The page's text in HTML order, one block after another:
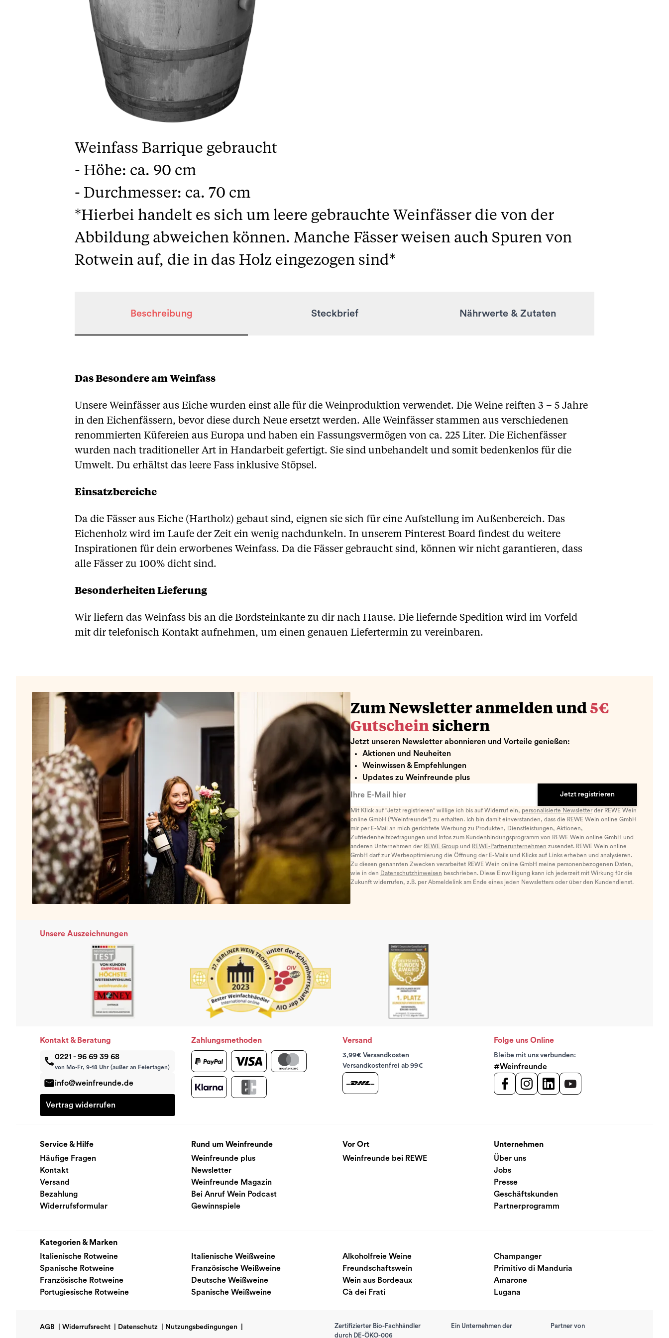
Weinfass Barrique gebraucht
- Höhe: ca. 90 cm
- Durchmesser: ca. 70 cm
*Hierbei handelt es sich um leere gebrauchte Weinfässer die von der
Abbildung abweichen können. Manche Fässer weisen auch Spuren von
Rotwein auf, die in das Holz eingezogen sind*
Beschreibung Steckbrief Nährwerte & Zutaten
Das Besondere am Weinfass
Unsere Weinfässer aus Eiche wurden einst alle für die Weinproduktion verwendet. Die Weine reiften 3 – 5 Jahre
in den Eichenfässern, bevor diese durch Neue ersetzt werden. Alle Weinfässer stammen aus verschiedenen
renommierten Küfereien aus Europa und haben ein Fassungsvermögen von ca. 225 Liter. Die Eichenfässer
wurden nach traditioneller Art in Handarbeit gefertigt. Sie sind unbehandelt und somit bedenkenlos für die
Umwelt. Du erhältst das leere Fass inklusive Stöpsel.
Einsatzbereiche
Da die Fässer aus Eiche (Hartholz) gebaut sind, eignen sie sich für eine Aufstellung im Außenbereich. Das
Eichenholz wird im Laufe der Zeit ein wenig nachdunkeln. In unserem Pinterest Board findest du weitere
Inspirationen für dein erworbenes Weinfass. Da die Fässer gebraucht sind, können wir nicht garantieren, dass
alle Fässer zu 100% dicht sind.
Besonderheiten Lieferung
Wir liefern das Weinfass bis an die Bordsteinkante zu dir nach Hause. Die liefernde Spedition wird im Vorfeld
mit dir telefonisch Kontakt aufnehmen, um einen genauen Liefertermin zu vereinbaren.
Zum Newsletter anmelden und 5€
Gutschein sichern
Jetzt unseren Newsletter abonnieren und Vorteile genießen:
Aktionen und Neuheiten
Weinwissen & Empfehlungen
Updates zu Weinfreunde plus
Jetzt registrieren
Mit Klick auf "Jetzt registrieren" willige ich bis auf Widerruf ein, personalisierte Newsletterder REWE Wein
online GmbH ("Weinfreunde") zu erhalten. Ich bin damit einverstanden, dass die REWE Wein online GmbH
mir per E-Mail an mich gerichtete Werbung zu Produkten, Dienstleistungen, Aktionen,
Zufriedenheitsbefragungen und Infos zum Kundenbindungsprogramm von REWE Wein online GmbH und
anderen Unternehmen der REWE Group und REWE-Partnerunternehmen zusendet. REWE Wein online
GmbH darf zur Werbeoptimierung die Öffnung der E-Mails und Klicks auf Links erheben und analysieren.
Zu diesen genannten Zwecken verarbeitet REWE Wein online GmbH meine personenbezogenen Daten,
wie in den Datenschutzhinweisen beschrieben. Diese Einwilligung kann ich jederzeit mit Wirkung für die
Zukunft widerrufen, z.B. per Abmeldelink am Ende eines jeden Newsletters oder über den Kundendienst.
Unsere Auszeichnungen
Kontakt & Beratung
0221 - 96 69 39 68
von Mo-Fr, 9-18 Uhr (außer an Feiertagen)
info@weinfreunde.de
Vertrag widerrufen
Zahlungsmethoden Versand
3,99€ Versandkosten
Versandkostenfrei ab 99€
Folge uns Online
Bleibe mit uns verbunden:
#Weinfreunde
Service & Hilfe
Häufige Fragen
Kontakt
Versand
Bezahlung
Widerrufsformular
Rund um Weinfreunde
Weinfreunde plus
Newsletter
Weinfreunde Magazin
Bei Anruf Wein Podcast
Gewinnspiele
Vor Ort
Weinfreunde bei REWE
Unternehmen
Über uns
Jobs
Presse
Geschäftskunden
Partnerprogramm
Kategorien & Marken
Italienische Rotweine
Spanische Rotweine
Französische Rotweine
Portugiesische Rotweine
Italienische Weißweine
Französische Weißweine
Deutsche Weißweine
Spanische Weißweine
Alkoholfreie Weine
Freundschaftswein
Wein aus Bordeaux
Cà dei Frati
Champanger
Primitivo di Manduria
Amarone
Lugana
AGB Widerrufsrecht Datenschutz Nutzungsbedingungen
Zertifizierter Bio-Fachhändler
durch DE-ÖKO-006
Ein Unternehmen der Partner von